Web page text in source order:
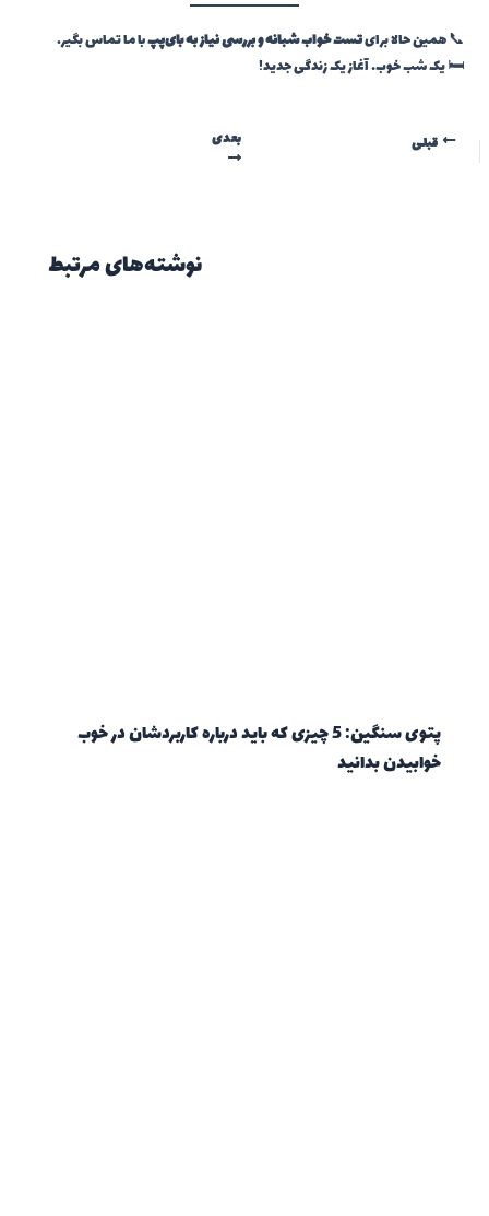
📞 همین حالا برایتست خواب شبانه و بررسی نیاز به بای‌پپبا ما تماس بگیر.
🛏️ یک شب خوب… آغاز یک زندگی جدید!
قبلی بعدی
نوشته‌های مرتبط
پتوی سنگین: 5 چیزی که باید درباره کاربردشان در خوب
خوابیدن بدانید